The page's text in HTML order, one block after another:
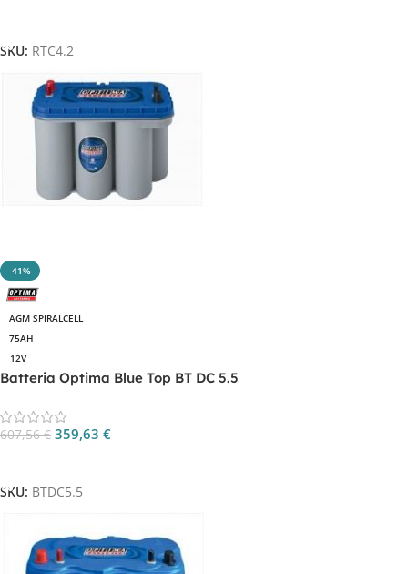
SKU: RTC4.2
-41%
AGM SPIRALCELL
75AH
12V
Batteria Optima Blue Top BT DC 5.5
607,56€ 359,63 €
SKU: BTDC5.5